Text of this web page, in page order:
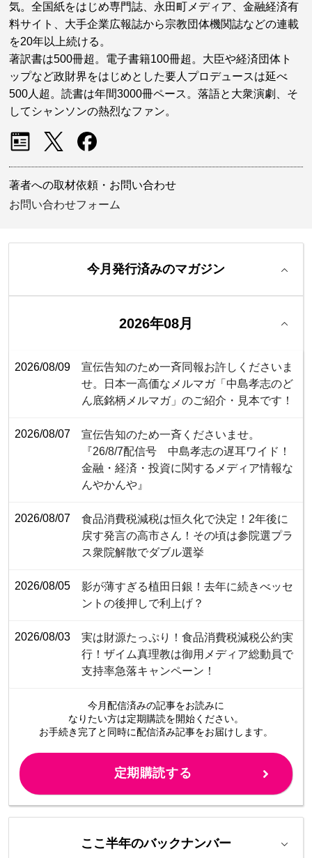
気。全国紙をはじめ専門誌、永田町メディア、金融経済有
料サイト、大手企業広報誌から宗教団体機関誌などの連載
を20年以上続ける。
著訳書は500冊超。電子書籍100冊超。大臣や経済団体ト
ップなど政財界をはじめとした要人プロデュースは延べ
500人超。読書は年間3000冊ペース。落語と大衆演劇、そ
してシャンソンの熱烈なファン。
著者への取材依頼・お問い合わせ
お問い合わせフォーム
今月発行済みのマガジン
2026年08月
2026/08/09
宣伝告知のため一斉同報お許しくださいま
せ。日本一高価なメルマガ「中島孝志のど
ん底銘柄メルマガ」のご紹介・見本です！
2026/08/07
宣伝告知のため一斉くださいませ。
『26/8/7配信号 中島孝志の遅耳ワイド！
金融・経済・投資に関するメディア情報な
んやかんや』
2026/08/07
食品消費税減税は恒久化で決定！2年後に
戻す発言の高市さん！その頃は参院選プラ
ス衆院解散でダブル選挙
2026/08/05
影が薄すぎる植田日銀！去年に続きべッセ
ントの後押しで利上げ？
2026/08/03
​​​​​​​​​​​​​​​​​​​​​​​​​​実は財源たっぷり！食品消費税減税公約実
行！ザイム真理教は御用メディア総動員で
支持率急落キャンペーン！
今月配信済みの記事をお読みに
なりたい方は定期購読を開始ください。
お手続き完了と同時に配信済み記事をお届けします。
定期購読する
ここ半年のバックナンバー